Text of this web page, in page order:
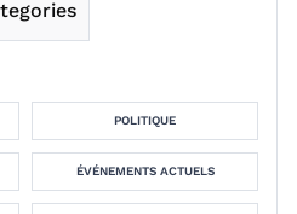
POLITIQUE
ÉVÉNEMENTS ACTUELS